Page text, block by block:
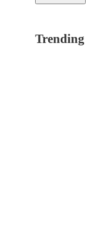
Trending